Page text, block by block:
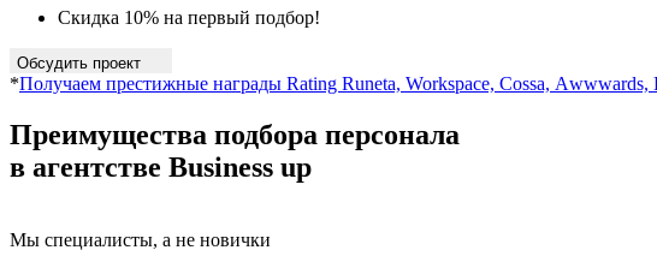
Скидка 10% на первый подбор!
Обсудить проект
*Получаем престижные награды Rating Runeta, Workspace, Cossa, Аwwwards,
Преимущества подбора персонала
в агентстве Business up
Мы специалисты, а не новички